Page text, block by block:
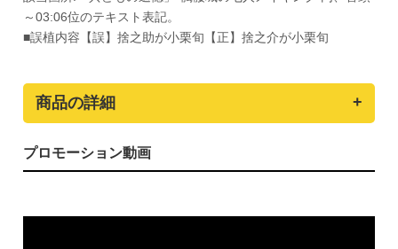
～03:06位のテキスト表記。
■誤植内容【誤】捨之助が小栗旬【正】捨之介が小栗旬
商品の詳細
プロモーション動画